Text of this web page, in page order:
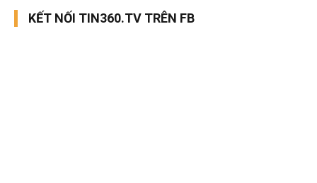
KẾT NỐI TIN360.TV TRÊN FB